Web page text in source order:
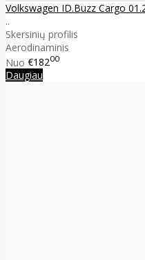
Volkswagen ID.Buzz Cargo
..
Skersinių profilis
Aerodinaminis
Nuo €18200
Daugiau